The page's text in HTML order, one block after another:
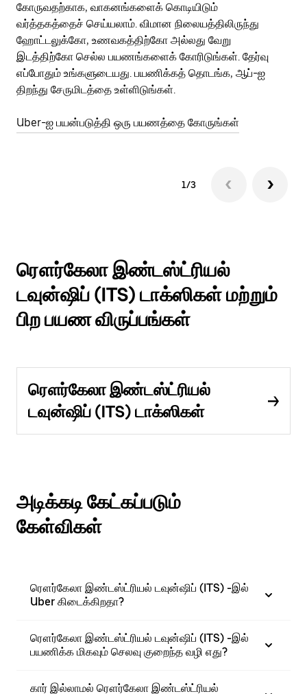
கோருவதற்காக, வாகனங்களைக் கொடியிடும்
வர்த்தகத்தைச் செய்யலாம். விமான நிலையத்திலிருந்து
ஹோட்டலுக்கோ, உணவகத்திற்கோ அல்லது வேறு
இடத்திற்கோ செல்ல பயணங்களைக் கோரிடுங்கள். தேர்வு
எப்போதும் உங்களுடையது. பயணிக்கத் தொடங்க, ஆப்-ஐ
திறந்து சேருமிடத்தை உள்ளிடுங்கள்.
Uber-ஐ பயன்படுத்தி ஒரு பயணத்தை கோருங்கள்
1/3
ரௌர்கேலா இண்டஸ்ட்ரியல்
டவுன்ஷிப் (ITS) டாக்ஸிகள் மற்றும்
பிற பயண விருப்பங்கள்
ரௌர்கேலா இண்டஸ்ட்ரியல்
டவுன்ஷிப் (ITS) டாக்ஸிகள்
அடிக்கடி கேட்கப்படும்
கேள்விகள்
ரௌர்கேலா இண்டஸ்ட்ரியல் டவுன்ஷிப் (ITS) -இல்
Uber கிடைக்கிறதா?
ரௌர்கேலா இண்டஸ்ட்ரியல் டவுன்ஷிப் (ITS) -இல்
பயணிக்க மிகவும் செலவு குறைந்த வழி எது?
கார் இல்லாமல் ரௌர்கேலா இண்டஸ்ட்ரியல்